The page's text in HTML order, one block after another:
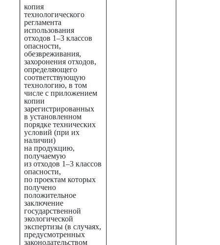
копия
технологического
регламента
использования
отходов 1–3 классов
опасности,
обезвреживания,
захоронения отходов,
определяющего
соответствующую
технологию, в том
числе с приложением
копии
зарегистрированных
в установленном
порядке технических
условий (при их
наличии)
на продукцию,
получаемую
из отходов 1–3 классов
опасности,
по проектам которых
получено
положительное
заключение
государственной
экологической
экспертизы (в случаях,
предусмотренных
законодательством